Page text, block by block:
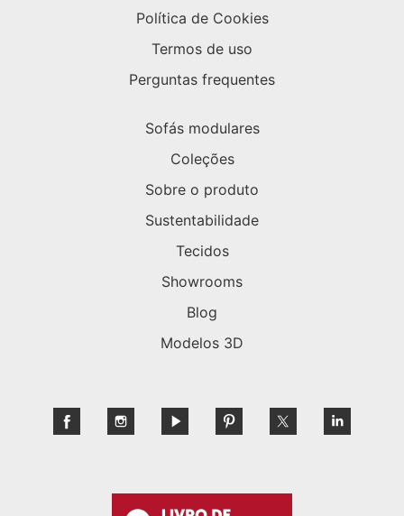
Política de Cookies
Termos de uso
Perguntas frequentes
Sofás modulares
Coleções
Sobre o produto
Sustentabilidade
Tecidos
Showrooms
Blog
Modelos 3D